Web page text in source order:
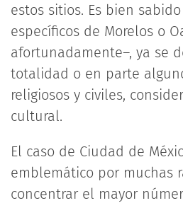
estos sitios. Es bien
específicos de Morelos o
afortunadamente–, ya se
totalidad o en parte
religiosos y civiles,
cultural.
El caso de Ciudad de
emblemático por muchas
concentrar el mayor